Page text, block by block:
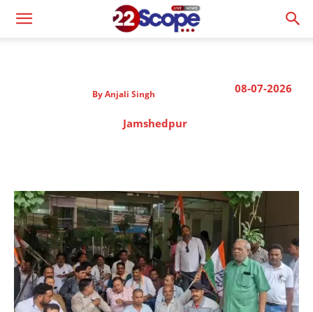
08-07-2026
By Anjali Singh
Jamshedpur